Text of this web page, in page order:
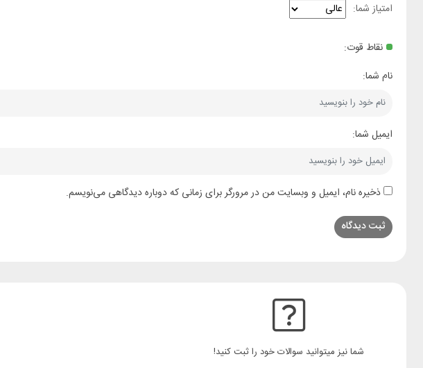
امتیاز شما:
نقاط قوت:
نام شما:
ایمیل شما:
ذخیره نام، ایمیل و وبسایت من در مرورگر برای زمانی که دوباره دیدگاهی می‌نویسم.
شما نیز میتوانید سوالات خود را ثبت کنید!